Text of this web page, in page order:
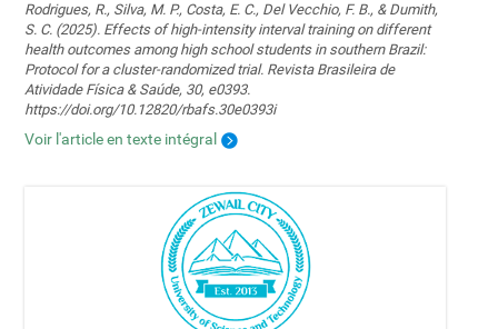
Rodrigues, R., Silva, M. P., Costa, E. C., Del Vecchio, F. B., & Dumith,
S. C. (2025). Effects of high-intensity interval training on different
health outcomes among high school students in southern Brazil:
Protocol for a cluster-randomized trial. Revista Brasileira de
Atividade Física & Saúde, 30, e0393.
https://doi.org/10.12820/rbafs.30e0393i
Voir l'article en texte intégral